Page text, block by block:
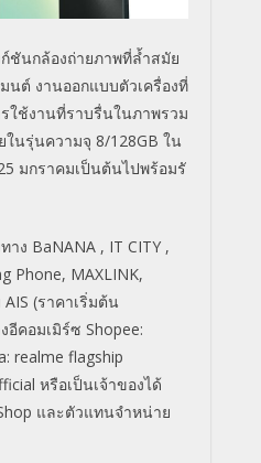
ชันกล้องถ่ายภาพที่ล้ำสมัย
นต์ งานออกแบบตัวเครื่องที่
ใช้งานที่ราบรื่นในภาพรวม
ในรุ่นความจุ 8/128GB ใน
มกราคมเป็นต้นไปพร้อมรั
าง BaNANA , IT CITY ,
Phone, MAXLINK,
AIS (ราคาเริ่มต้น
อีคอมเมิร์ซ Shopee:
realme flagship
หรือเป็นเจ้าของได้
และตัวแทนจำหน่าย